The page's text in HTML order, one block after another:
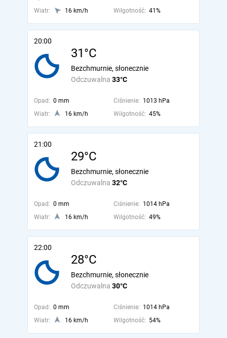
Wiatr:
16 km/h Wilgotność: 41%
20:00
31°C
Odczuwalna 33°C
Bezchmurnie, słonecznie
Opad: 0 mm Ciśnienie: 1013 hPa
Wiatr:
16 km/h Wilgotność: 45%
21:00
29°C
Odczuwalna 32°C
Bezchmurnie, słonecznie
Opad: 0 mm Ciśnienie: 1014 hPa
Wiatr:
16 km/h Wilgotność: 49%
22:00
28°C
Odczuwalna 30°C
Bezchmurnie, słonecznie
Opad: 0 mm Ciśnienie: 1014 hPa
Wiatr:
16 km/h Wilgotność: 54%